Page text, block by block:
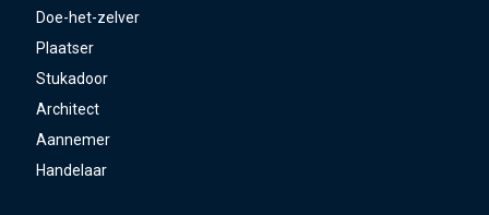
Doe-het-zelver
Plaatser
Stukadoor
Architect
Aannemer
Handelaar